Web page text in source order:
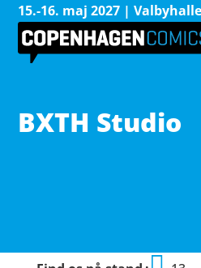
15.-16. maj 2027 |
BXTH Studio